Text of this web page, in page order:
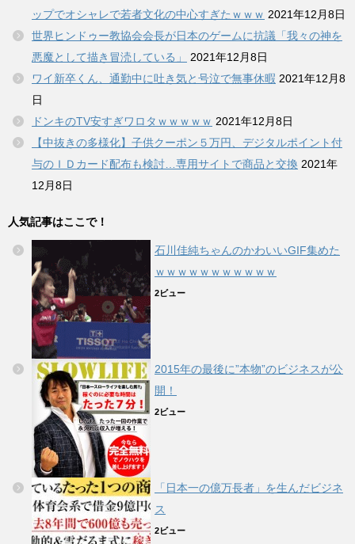
ップでオシャレで若者文化の中心すぎたｗｗｗ 2021年12月8日
世界ヒンドゥー教協会会長が日本のゲームに抗議「我々の神を
悪魔として描き冒涜している」
2021年12月8日
ワイ新卒くん、通勤中に吐き気と号泣で無事休暇 2021年12月8
日
ドンキのTV安すぎワロタｗｗｗｗｗ 2021年12月8日
【中抜きの多様化】子供クーポン５万円、デジタルポイント付
与のＩＤカード配布も検討…専用サイトで商品と交換 2021年
12月8日
人気記事はここで！
石川佳純ちゃんのかわいいGIF集めた
ｗｗｗｗｗｗｗｗｗｗｗ
2ビュー
2015年の最後に”本物”のビジネスが公
開！
2ビュー
「日本一の億万長者」を生んだビジネ
ス
2ビュー